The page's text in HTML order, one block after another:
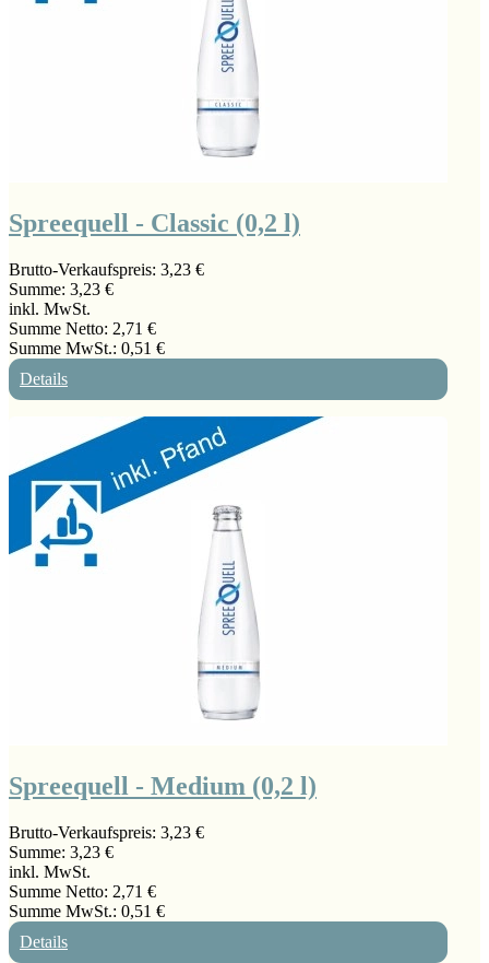
Spreequell - Classic (0,2 l)
Brutto-Verkaufspreis: 3,23 €
Summe: 3,23 €
inkl. MwSt.
Summe Netto: 2,71 €
Summe MwSt.: 0,51 €
Details
Spreequell - Medium (0,2 l)
Brutto-Verkaufspreis: 3,23 €
Summe: 3,23 €
inkl. MwSt.
Summe Netto: 2,71 €
Summe MwSt.: 0,51 €
Details